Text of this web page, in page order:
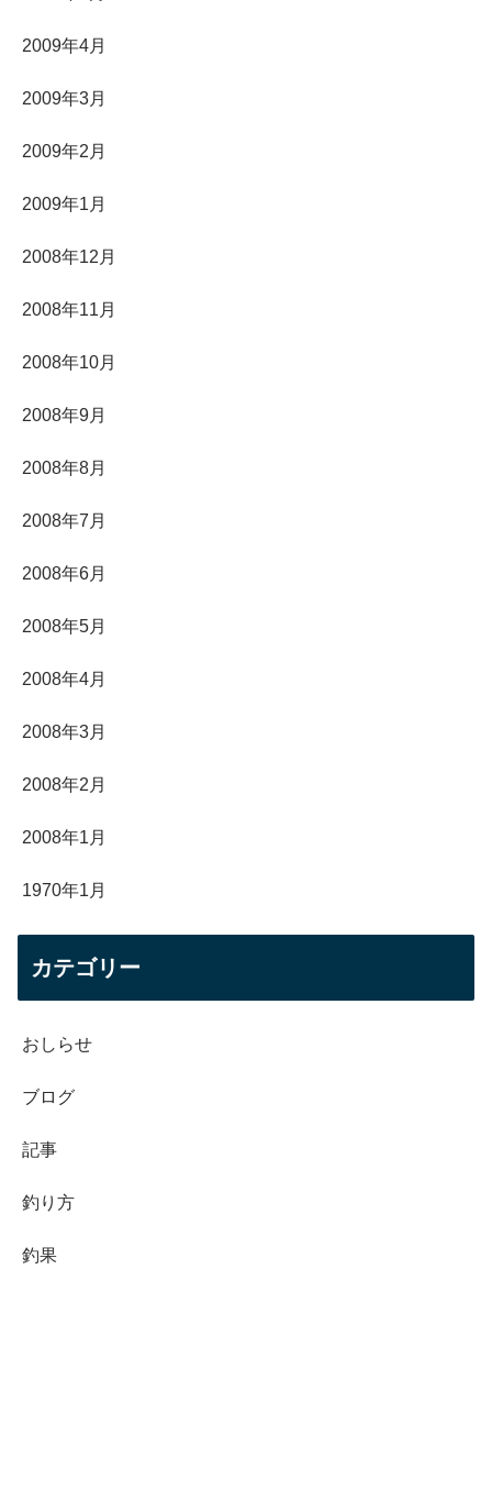
2009年4月
2009年3月
2009年2月
2009年1月
2008年12月
2008年11月
2008年10月
2008年9月
2008年8月
2008年7月
2008年6月
2008年5月
2008年4月
2008年3月
2008年2月
2008年1月
1970年1月
カテゴリー
おしらせ
ブログ
記事
釣り方
釣果